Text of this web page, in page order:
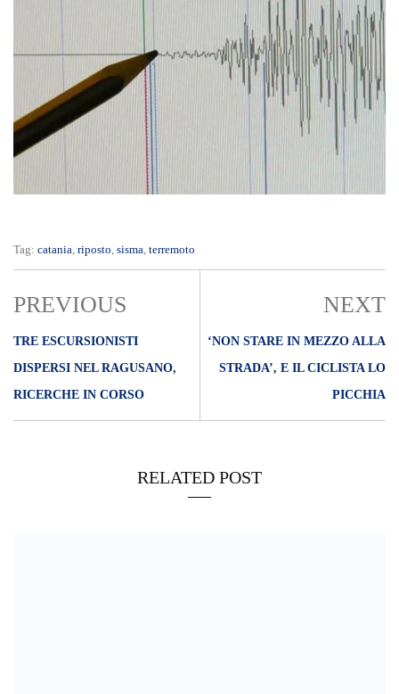
Tag: catania riposto sisma terremoto
PREVIOUS
TRE ESCURSIONISTI
DISPERSI NEL RAGUSANO,
RICERCHE IN CORSO
NEXT
‘NON STARE IN MEZZO ALLA
STRADA’, E IL CICLISTA LO
PICCHIA
RELATED POST